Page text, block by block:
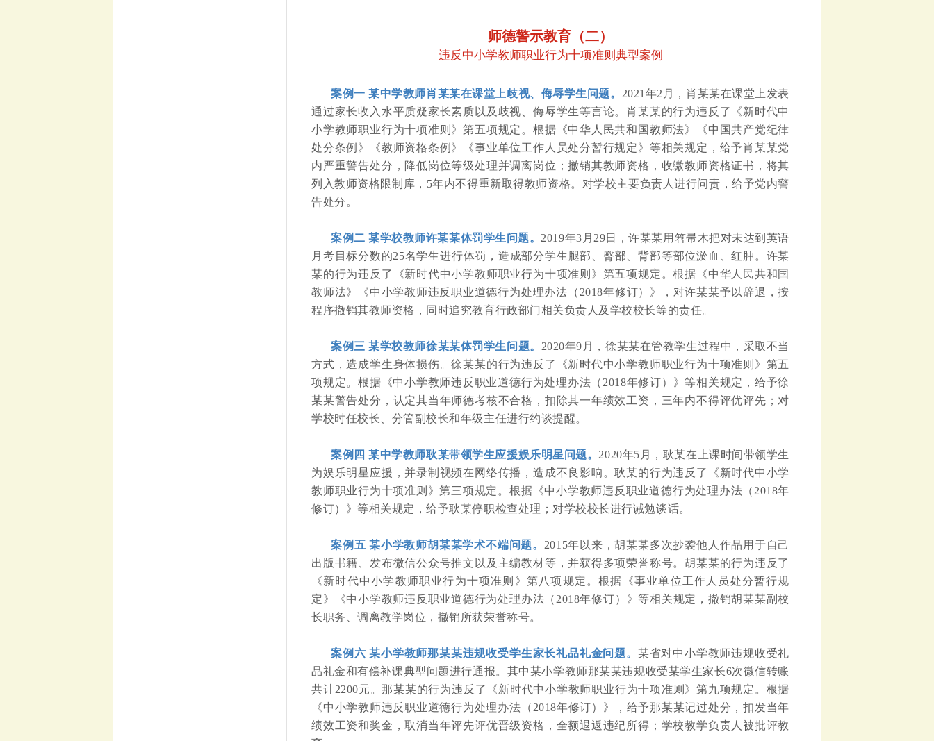
师德警示教育（二）
违反中小学教师职业行为十项准则典型案例
案例一 某中学教师肖某某在课堂上歧视、侮辱学生问题。 2021年2月，肖某某在课堂上发表
通过家长收入水平质疑家长素质以及歧视、侮辱学生等言论。肖某某的行为违反了《新时代中
小学教师职业行为十项准则》第五项规定。根据《中华人民共和国教师法》《中国共产党纪律
处分条例》《教师资格条例》《事业单位工作人员处分暂行规定》等相关规定，给予肖某某党
内严重警告处分，降低岗位等级处理并调离岗位；撤销其教师资格，收缴教师资格证书，将其
列入教师资格限制库，5年内不得重新取得教师资格。对学校主要负责人进行问责，给予党内警
告处分。
案例二 某学校教师许某某体罚学生问题。 2019年3月29日，许某某用笤帚木把对未达到英语
月考目标分数的25名学生进行体罚，造成部分学生腿部、臀部、背部等部位淤血、红肿。许某
某的行为违反了《新时代中小学教师职业行为十项准则》第五项规定。根据《中华人民共和国
教师法》《中小学教师违反职业道德行为处理办法（2018年修订）》，对许某某予以辞退，按
程序撤销其教师资格，同时追究教育行政部门相关负责人及学校校长等的责任。
案例三 某学校教师徐某某体罚学生问题。 2020年9月，徐某某在管教学生过程中，采取不当
方式，造成学生身体损伤。徐某某的行为违反了《新时代中小学教师职业行为十项准则》第五
项规定。根据《中小学教师违反职业道德行为处理办法（2018年修订）》等相关规定，给予徐
某某警告处分，认定其当年师德考核不合格，扣除其一年绩效工资，三年内不得评优评先；对
学校时任校长、分管副校长和年级主任进行约谈提醒。
案例四 某中学教师耿某带领学生应援娱乐明星问题。 2020年5月，耿某在上课时间带领学生
为娱乐明星应援，并录制视频在网络传播，造成不良影响。耿某的行为违反了《新时代中小学
教师职业行为十项准则》第三项规定。根据《中小学教师违反职业道德行为处理办法（2018年
修订）》等相关规定，给予耿某停职检查处理；对学校校长进行诫勉谈话。
案例五 某小学教师胡某某学术不端问题。 2015年以来，胡某某多次抄袭他人作品用于自己
出版书籍、发布微信公众号推文以及主编教材等，并获得多项荣誉称号。胡某某的行为违反了
《新时代中小学教师职业行为十项准则》第八项规定。根据《事业单位工作人员处分暂行规
定》《中小学教师违反职业道德行为处理办法（2018年修订）》等相关规定，撤销胡某某副校
长职务、调离教学岗位，撤销所获荣誉称号。
案例六 某小学教师那某某违规收受学生家长礼品礼金问题。 某省对中小学教师违规收受礼
品礼金和有偿补课典型问题进行通报。其中某小学教师那某某违规收受某学生家长6次微信转账
共计2200元。那某某的行为违反了《新时代中小学教师职业行为十项准则》第九项规定。根据
《中小学教师违反职业道德行为处理办法（2018年修订）》，给予那某某记过处分，扣发当年
绩效工资和奖金，取消当年评先评优晋级资格，全额退返违纪所得；学校教学负责人被批评教